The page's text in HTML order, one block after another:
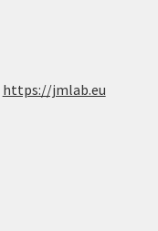
https://jmlab.eu